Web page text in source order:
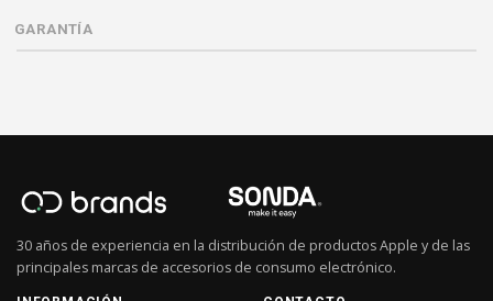
GARANTÍA
30 años de experiencia en la distribución de productos Apple y de las
principales marcas de accesorios de consumo electrónico.